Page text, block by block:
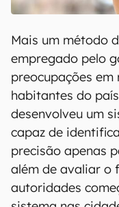
Mais um método
empregado pelo
preocupações
habitantes do
desenvolveu um
capaz de
precisão apenas
além de avaliar o
autoridades